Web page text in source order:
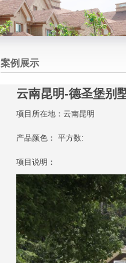
案例展示
云南昆明-德圣堡别
项目所在地：云南昆明
产品颜色： 平方数:
项目说明：